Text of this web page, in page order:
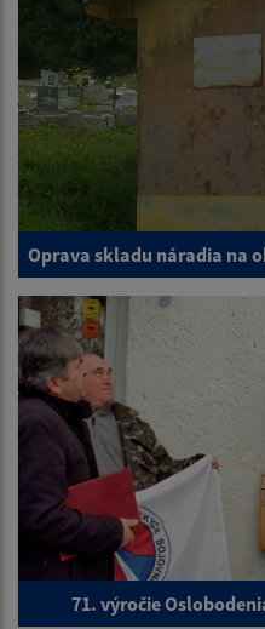
Oprava skladu náradia na
71. výročie